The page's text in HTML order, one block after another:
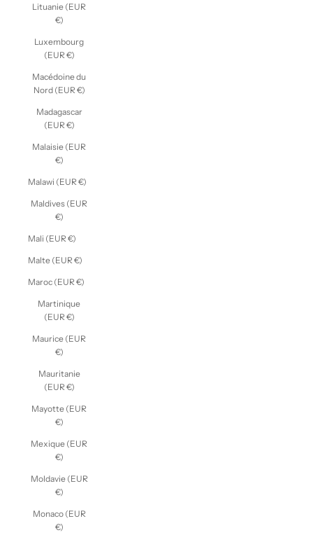
Lituanie (EUR
€)
Luxembourg
(EUR €)
Macédoine du
Nord (EUR €)
Madagascar
(EUR €)
Malaisie (EUR
€)
Malawi (EUR €)
Maldives (EUR
€)
Mali (EUR €)
Malte (EUR €)
Maroc (EUR €)
Martinique
(EUR €)
Maurice (EUR
€)
Mauritanie
(EUR €)
Mayotte (EUR
€)
Mexique (EUR
€)
Moldavie (EUR
€)
Monaco (EUR
€)